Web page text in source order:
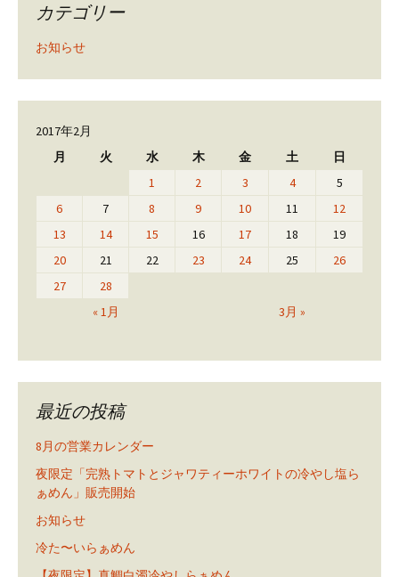
カテゴリー
お知らせ
2017年2月
月
火 水 木 金 土 日
« 1月 3月 »
1 2 3 4
5
6
7 8 9 10 11
12
13
14 15 16 17 18
19
20
21 22 23 24 25
26
27
28
最近の投稿
8月の営業カレンダー
夜限定「完熟トマトとジャワティーホワイトの冷やし塩ら
ぁめん」販売開始
お知らせ
冷た〜いらぁめん